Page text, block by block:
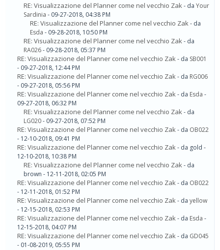
RE: Visualizzazione del Planner come nel vecchio Zak- da Your
Sardinia - 09-27-2018, 04:38 PM
RE: Visualizzazione del Planner come nel vecchio Zak- da
Esda - 09-28-2018, 10:50 PM
RE: Visualizzazione del Planner come nel vecchio Zak- da
RA026- 09-28-2018, 05:37 PM
RE: Visualizzazione del Planner come nel vecchio Zak- da SB001
- 09-27-2018, 12:44 PM
RE: Visualizzazione del Planner come nel vecchio Zak- da RG006
- 09-27-2018, 05:56 PM
RE: Visualizzazione del Planner come nel vecchio Zak- da Esda -
09-27-2018, 06:32 PM
RE: Visualizzazione del Planner come nel vecchio Zak- da
LG020- 09-27-2018, 07:52 PM
RE: Visualizzazione del Planner come nel vecchio Zak- da OB022
- 12-10-2018, 09:41 PM
RE: Visualizzazione del Planner come nel vecchio Zak- da gold -
12-10-2018, 10:38 PM
RE: Visualizzazione del Planner come nel vecchio Zak- da
brown - 12-11-2018, 02:05 PM
RE: Visualizzazione del Planner come nel vecchio Zak- da OB022
- 12-11-2018, 01:52 PM
RE: Visualizzazione del Planner come nel vecchio Zak- da yellow
- 12-15-2018, 02:53 PM
RE: Visualizzazione del Planner come nel vecchio Zak- da Esda -
12-15-2018, 04:07 PM
RE: Visualizzazione del Planner come nel vecchio Zak- da GD045
- 01-08-2019, 05:55 PM